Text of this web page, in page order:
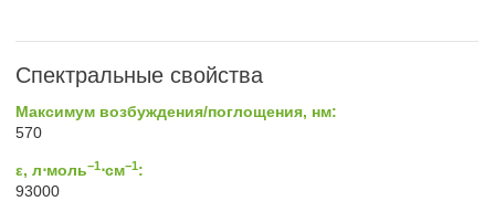
Спектральные свойства
Максимум возбуждения/поглощения, нм:
570
ε, л⋅моль−1⋅см−1:
93000